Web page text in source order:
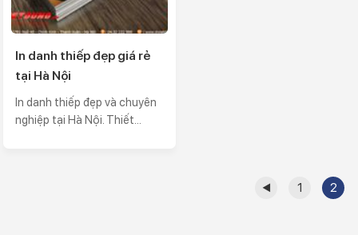
In danh thiếp đẹp giá rẻ
tại Hà Nội
In danh thiếp đẹp và chuyên
nghiệp tại Hà Nội. Thiết...
◀ 1 2